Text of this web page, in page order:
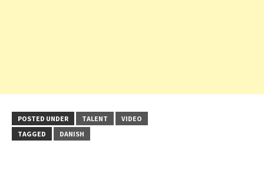
POSTED UNDER TALENT
VIDEO
TAGGED
DANISH